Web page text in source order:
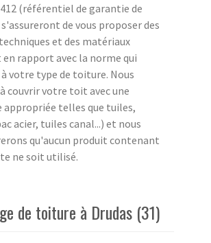
(référentiel de garantie de
de vous proposer des
et des matériaux
rapport avec la norme qui
votre type de toiture. Nous
couvrir votre toit avec une
appropriée telles que tuiles,
acier, tuiles canal...) et nous
qu'aucun produit contenant
ne soit utilisé.
de toiture à Drudas (31)